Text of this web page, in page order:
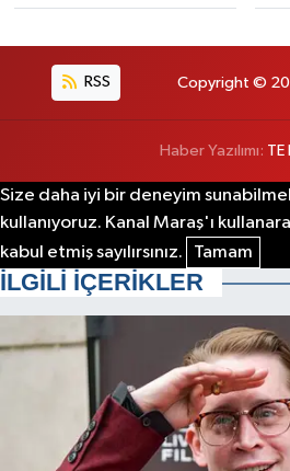
RSS Copyright ©
Haber Yazılımı: TE
Size daha iyi bir deneyim
kullanıyoruz. Kanal Maraş'ı
kabul etmiş sayılırsınız.
Tamam